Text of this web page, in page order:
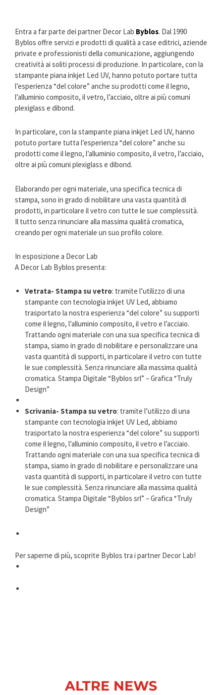
Entra a far parte dei partner Decor Lab Byblos. Dal 1990
Byblos offre servizi e prodotti di qualità a case editrici, aziende
private e professionisti della comunicazione, aggiungendo
creatività ai soliti processi di produzione. In particolare, con la
stampante piana inkjet Led UV, hanno potuto portare tutta
l’esperienza “del colore” anche su prodotti come il legno,
l’alluminio composito, il vetro, l’acciaio, oltre ai più comuni
plexiglass e dibond.
In particolare, con la stampante piana inkjet Led UV, hanno
potuto portare tutta l’esperienza “del colore” anche su
prodotti come il legno, l’alluminio composito, il vetro, l’acciaio,
oltre ai più comuni plexiglass e dibond.
Elaborando per ogni materiale, una specifica tecnica di
stampa, sono in grado di nobilitare una vasta quantità di
prodotti, in particolare il vetro con tutte le sue complessità.
Il tutto senza rinunciare alla massima qualità cromatica,
creando per ogni materiale un suo profilo colore.
In esposizione a Decor Lab
A Decor Lab Byblos presenta:
Vetrata- Stampa su vetro: tramite l’utilizzo di una
stampante con tecnologia inkjet UV Led, abbiamo
trasportato la nostra esperienza “del colore” su supporti
come il legno, l’alluminio composito, il vetro e l’acciaio.
Trattando ogni materiale con una sua specifica tecnica di
stampa, siamo in grado di nobilitare e personalizzare una
vasta quantità di supporti, in particolare il vetro con tutte
le sue complessità. Senza rinunciare alla massima qualità
cromatica. Stampa Digitale “Byblos srl” – Grafica “Truly
Design”
Scrivania- Stampa su vetro: tramite l’utilizzo di una
stampante con tecnologia inkjet UV Led, abbiamo
trasportato la nostra esperienza “del colore” su supporti
come il legno, l’alluminio composito, il vetro e l’acciaio.
Trattando ogni materiale con una sua specifica tecnica di
stampa, siamo in grado di nobilitare e personalizzare una
vasta quantità di supporti, in particolare il vetro con tutte
le sue complessità. Senza rinunciare alla massima qualità
cromatica. Stampa Digitale “Byblos srl” – Grafica “Truly
Design”
Per saperne di più, scoprite Byblos tra i partner Decor Lab!
ALTRE NEWS